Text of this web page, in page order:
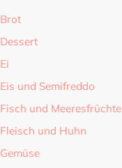
Brot
Dessert
Ei
Eis und Semifreddo
Fisch und Meeresfrüchte
Fleisch und Huhn
Gemüse